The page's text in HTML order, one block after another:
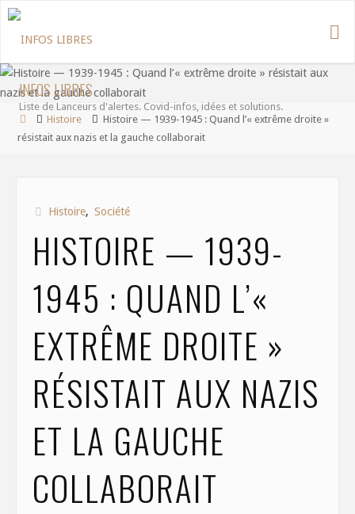
Aller
INFOS LIBRES
Liste de Lanceurs d'alertes. Covid-infos, idées et solutions.
AccueilHistoire
Histoire — 1939-1945 : Quand l’« extrême droite »
résistait aux nazis et la gauche collaborait
Histoire, Société
HISTOIRE — 1939-
1945 : QUAND L’«
EXTRÊME DROITE »
RÉSISTAIT AUX NAZIS
ET LA GAUCHE
COLLABORAIT